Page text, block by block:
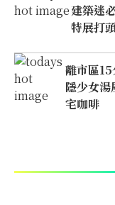
建築迷
特展打
離市區
隱少女湯
宅咖啡